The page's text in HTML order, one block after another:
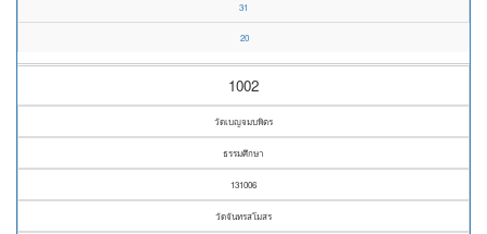
31
20
1002
วัดเบญจมบพิตร
ธรรมศึกษา
131006
วัดจันทรสโมสร